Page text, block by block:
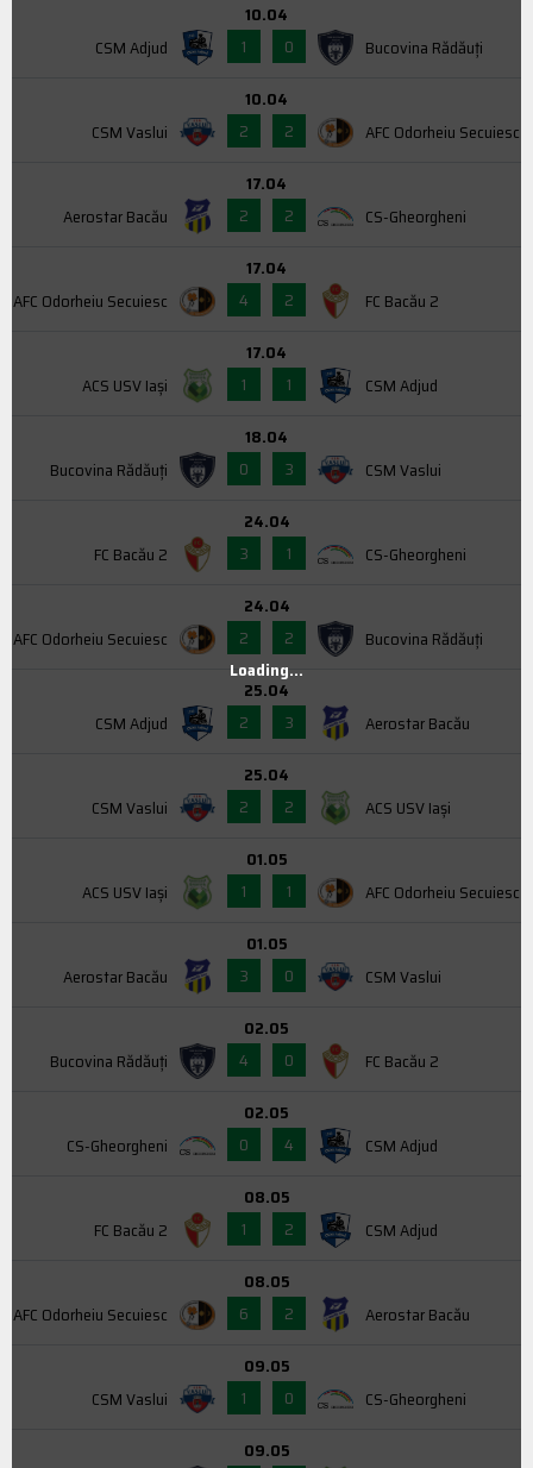
CSM Adjud
10.04
1
0 Bucovina Rădăuți
CSM Vaslui
10.04
2
2 AFC Odorheiu Secuiesc
Aerostar Bacău
17.04
2
2 CS-Gheorgheni
AFC Odorheiu Secuiesc
17.04
4
2 FC Bacău 2
ACS USV Iaşi
17.04
1
1 CSM Adjud
Bucovina Rădăuți
18.04
0
3 CSM Vaslui
FC Bacău 2
24.04
3
1 CS-Gheorgheni
AFC Odorheiu Secuiesc
24.04
2
2 Bucovina Rădăuți
CSM Adjud
25.04
2
3 Aerostar Bacău
CSM Vaslui
25.04
2
2 ACS USV Iaşi
ACS USV Iaşi
01.05
1
1 AFC Odorheiu Secuiesc
Aerostar Bacău
01.05
3
0 CSM Vaslui
Bucovina Rădăuți
02.05
4
0 FC Bacău 2
CS-Gheorgheni
02.05
0
4 CSM Adjud
FC Bacău 2
08.05
1
2 CSM Adjud
AFC Odorheiu Secuiesc
08.05
6
2 Aerostar Bacău
CSM Vaslui
09.05
1
0 CS-Gheorgheni
09.05
Loading...